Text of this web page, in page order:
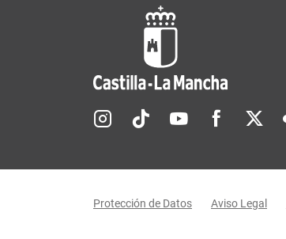
Redes sociales JCCM
Protección de Datos Aviso Legal